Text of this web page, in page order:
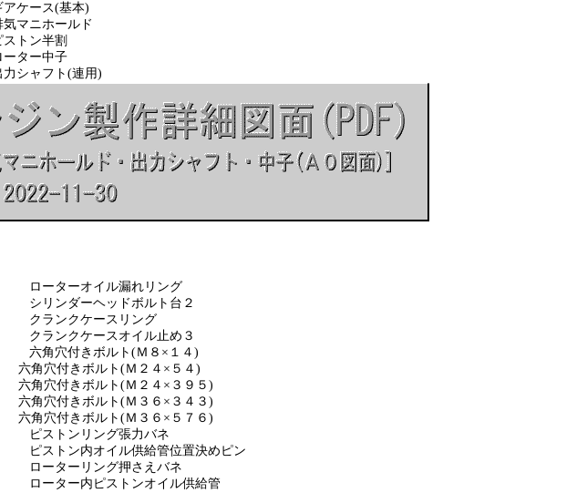
ス(基本)
ールド
半割
中子
ト(連用)
オイル漏れリング
ンダーヘッドボルト台２
ンクケースリング
ンクケースオイル止め３
付きボルト(Ｍ８×１４)
穴付きボルト(Ｍ２４×５４)
穴付きボルト(Ｍ２４×３９５)
穴付きボルト(Ｍ３６×３４３)
穴付きボルト(Ｍ３６×５７６)
ング張力バネ
オイル供給管位置決めピン
リング押さえバネ
ー内ピストンオイル供給管